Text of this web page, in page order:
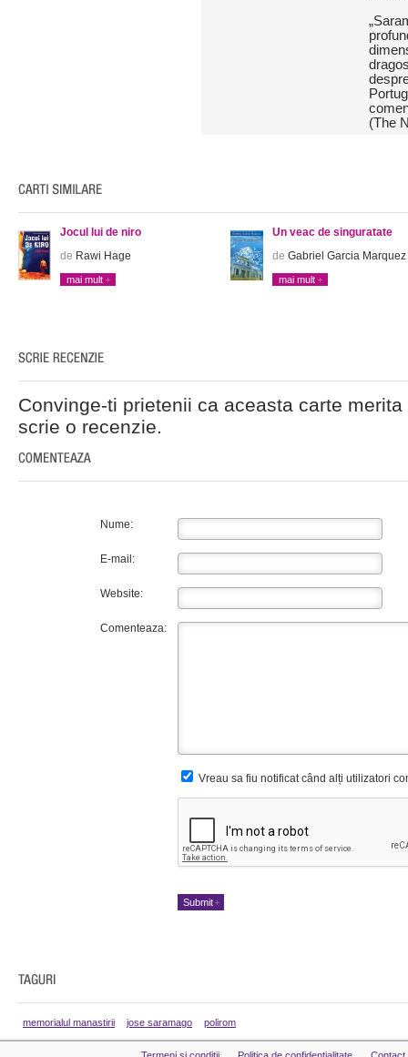
(The
Jocul lui de niro
de Rawi Hage
mai mult
Un veac de singuratate
de Gabriel Garcia Marquez
mai mult
Convinge-ti prietenii ca aceasta carte
scrie o recenzie.
Nume:
E-mail:
Website:
Comenteaza:
Vreau sa fiu notificat când alți utilizatori
memorialul manastirii jose saramago polirom